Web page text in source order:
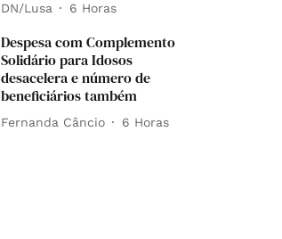
DN/Lusa 6 Horas
Despesa com Complemento
Solidário para Idosos
desacelera e número de
beneficiários também
Fernanda Câncio 6 Horas